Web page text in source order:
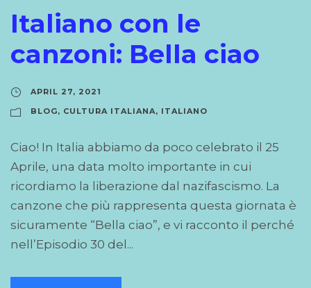
Italiano con le
canzoni: Bella ciao
APRIL 27, 2021
BLOG, CULTURA ITALIANA, ITALIANO
Ciao! In Italia abbiamo da poco celebrato il 25
Aprile, una data molto importante in cui
ricordiamo la liberazione dal nazifascismo. La
canzone che più rappresenta questa giornata è
sicuramente “Bella ciao”, e vi racconto il perché
nell’Episodio 30 del...